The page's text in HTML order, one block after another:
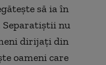
să ia în
nu
dirijaţi din
oameni care